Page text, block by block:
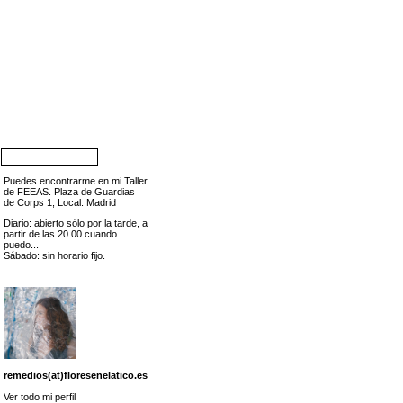
Puedes encontrarme en mi Taller
de FEEAS. Plaza de Guardias
de Corps 1, Local. Madrid
Diario: abierto sólo por la tarde, a
partir de las 20.00 cuando
puedo...
Sábado: sin horario fijo.
remedios(at)floresenelatico.es
Ver todo mi perfil